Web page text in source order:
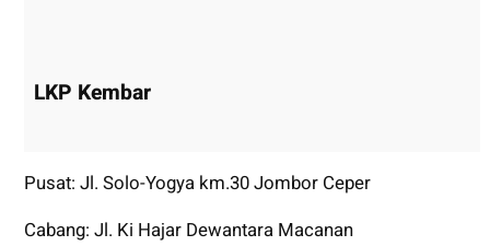
LKP Kembar
Pusat: Jl. Solo-Yogya km.30 Jombor Ceper
Cabang: Jl. Ki Hajar Dewantara Macanan